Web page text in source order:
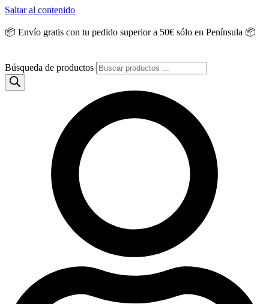
Saltar al contenido
📦 Envío gratis con tu pedido superior a 50€ sólo en Península 📦
Búsqueda de productos